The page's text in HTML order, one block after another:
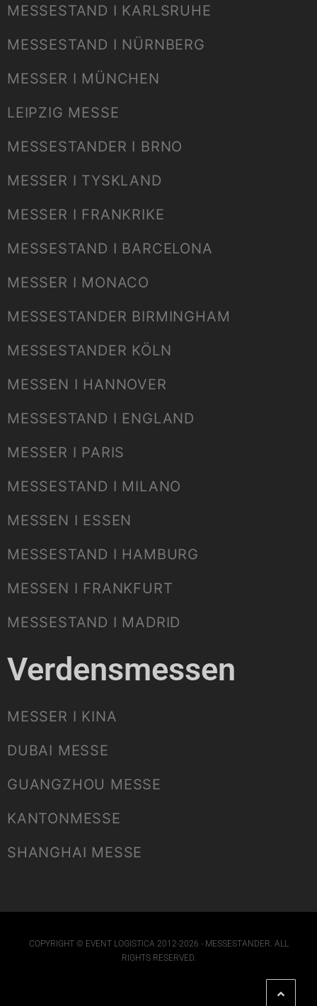
MESSESTAND I KARLSRUHE
MESSESTAND I NÜRNBERG
MESSER I MÜNCHEN
LEIPZIG MESSE
MESSESTANDER I BRNO
MESSER I TYSKLAND
MESSER I FRANKRIKE
MESSESTAND I BARCELONA
MESSER I MONACO
MESSESTANDER BIRMINGHAM
MESSESTANDER KÖLN
MESSEN I HANNOVER
MESSESTAND I ENGLAND
MESSER I PARIS
MESSESTAND I MILANO
MESSEN I ESSEN
MESSESTAND I HAMBURG
MESSEN I FRANKFURT
MESSESTAND I MADRID
Verdensmessen
MESSER I KINA
DUBAI MESSE
GUANGZHOU MESSE
KANTONMESSE
SHANGHAI MESSE
COPYRIGHT © EVENT LOGISTICA 2012-2026 - MESSESTANDER. ALL
RIGHTS RESERVED.